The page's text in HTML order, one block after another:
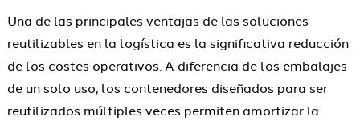
Una de las principales ventajas de las soluciones
reutilizables en la logística es la significativa reducción
de los costes operativos. A diferencia de los embalajes
de un solo uso, los contenedores diseñados para ser
reutilizados múltiples veces permiten amortizar la